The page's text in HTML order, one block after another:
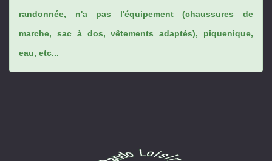
randonnée, n'a pas l'équipement (chaussures de
marche, sac à dos, vêtements adaptés), piquenique,
eau, etc...